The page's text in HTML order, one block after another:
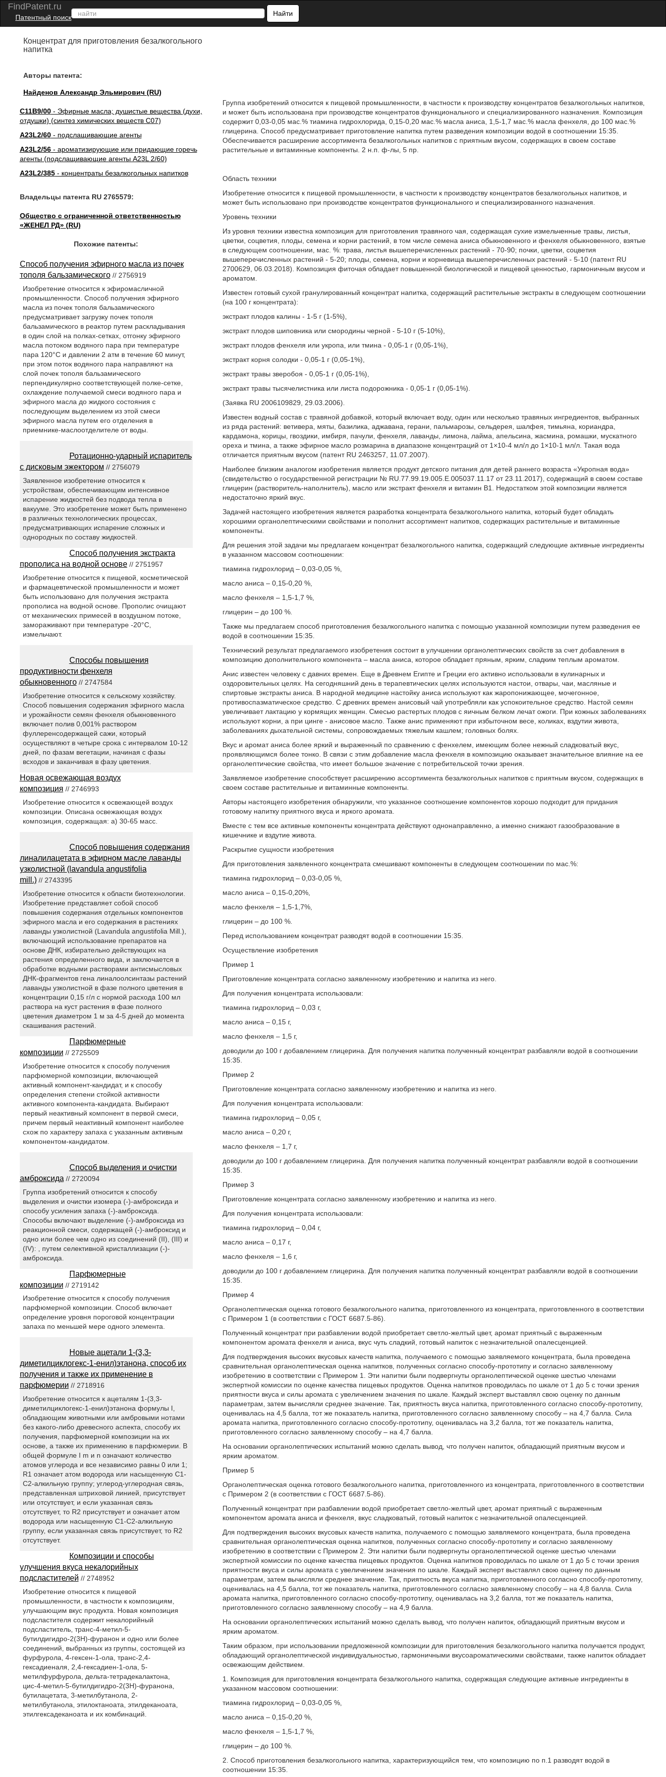
FindPatent.ru
Патентный поиск
Найти
Концентрат для приготовления безалкогольного
напитка
Авторы патента:
Найденов Александр Эльмирович (RU)
C11B9/00- Эфирные масла; душистые вещества (духи,
отдушки) (синтез химических веществ C07)
A23L2/60- подслащивающие агенты
A23L2/56- ароматизирующие или придающие горечь
агенты (подслащивающие агенты A23L 2/60)
A23L2/385- концентраты безалкогольных напитков
Владельцы патента RU 2765579:
Общество с ограниченной ответственностью
«ЖЕНЕЛ РД» (RU)
Группа изобретений относится к пищевой промышленности, в частности к производству концентратов безалкогольных напитков,
и может быть использована при производстве концентратов функционального и специализированного назначения. Композиция
содержит 0,03-0,05 мас.% тиамина гидрохлорида, 0,15-0,20 мас.% масла аниса, 1,5-1,7 мас.% масла фенхеля, до 100 мас.%
глицерина. Способ предусматривает приготовление напитка путем разведения композиции водой в соотношении 15:35.
Обеспечивается расширение ассортимента безалкогольных напитков с приятным вкусом, содержащих в своем составе
растительные и витаминные компоненты. 2 н.п. ф-лы, 5 пр.
Область техники
Изобретение относится к пищевой промышленности, в частности к производству концентратов безалкогольных напитков, и
может быть использовано при производстве концентратов функционального и специализированного назначения.
Уровень техники
Из уровня техники известна композиция для приготовления травяного чая, содержащая сухие измельченные травы, листья,
цветки, соцветия, плоды, семена и корни растений, в том числе семена аниса обыкновенного и фенхеля обыкновенного, взятые
в следующем соотношении, мас. %: трава, листья вышеперечисленных растений - 70-90; почки, цветки, соцветия
вышеперечисленных растений - 5-20; плоды, семена, корни и корневища вышеперечисленных растений - 5-10 (патент RU
2700629, 06.03.2018). Композиция фиточая обладает повышенной биологической и пищевой ценностью, гармоничным вкусом и
ароматом.
Известен готовый сухой гранулированный концентрат напитка, содержащий растительные экстракты в следующем соотношении
(на 100 г концентрата):
экстракт плодов калины - 1-5 г (1-5%),
экстракт плодов шиповника или смородины черной - 5-10 г (5-10%),
экстракт плодов фенхеля или укропа, или тмина - 0,05-1 г (0,05-1%),
экстракт корня солодки - 0,05-1 г (0,05-1%),
экстракт травы зверобоя - 0,05-1 г (0,05-1%),
экстракт травы тысячелистника или листа подорожника - 0,05-1 г (0,05-1%).
(Заявка RU 2006109829, 29.03.2006).
Известен водный состав с травяной добавкой, который включает воду, один или несколько травяных ингредиентов, выбранных
из ряда растений: ветивера, мяты, базилика, аджавана, герани, пальмарозы, сельдерея, шалфея, тимьяна, кориандра,
кардамона, корицы, гвоздики, имбиря, пачули, фенхеля, лаванды, лимона, лайма, апельсина, жасмина, ромашки, мускатного
ореха и тмина, а также эфирное масло розмарина в диапазоне концентраций от 1×10-4 мл/л до 1×10-1 мл/л. Такая вода
отличается приятным вкусом (патент RU 2463257, 11.07.2007).
Наиболее близким аналогом изобретения является продукт детского питания для детей раннего возраста «Укропная вода»
(свидетельство о государственной регистрации № RU.77.99.19.005.Е.005037.11.17 от 23.11.2017), содержащий в своем составе
глицерин (растворитель-наполнитель), масло или экстракт фенхеля и витамин В1. Недостатком этой композиции является
недостаточно яркий вкус.
Задачей настоящего изобретения является разработка концентрата безалкогольного напитка, который будет обладать
хорошими органолептическими свойствами и пополнит ассортимент напитков, содержащих растительные и витаминные
компоненты.
Для решения этой задачи мы предлагаем концентрат безалкогольного напитка, содержащий следующие активные ингредиенты
в указанном массовом соотношении:
тиамина гидрохлорид – 0,03-0,05 %,
масло аниса – 0,15-0,20 %,
масло фенхеля – 1,5-1,7 %,
глицерин – до 100 %.
Также мы предлагаем способ приготовления безалкогольного напитка с помощью указанной композиции путем разведения ее
водой в соотношении 15:35.
Технический результат предлагаемого изобретения состоит в улучшении органолептических свойств за счет добавления в
композицию дополнительного компонента – масла аниса, которое обладает пряным, ярким, сладким теплым ароматом.
Анис известен человеку с давних времен. Еще в Древнем Египте и Греции его активно использовали в кулинарных и
оздоровительных целях. На сегодняшний день в терапевтических целях используются настои, отвары, чаи, масляные и
спиртовые экстракты аниса. В народной медицине настойку аниса используют как жаропонижающее, мочегонное,
противоспазматическое средство. С древних времен анисовый чай употребляли как успокоительное средство. Настой семян
увеличивает лактацию у кормящих женщин. Смесью растертых плодов с яичным белком лечат ожоги. При кожных заболеваниях
используют корни, а при цинге - анисовое масло. Также анис применяют при избыточном весе, коликах, вздутии живота,
заболеваниях дыхательной системы, сопровождаемых тяжелым кашлем; головных болях.
Вкус и аромат аниса более яркий и выраженный по сравнению с фенхелем, имеющим более нежный сладковатый вкус,
проявляющимся более тонко. В связи с этим добавление масла фенхеля в композицию оказывает значительное влияние на ее
органолептические свойства, что имеет большое значение с потребительской точки зрения.
Заявляемое изобретение способствует расширению ассортимента безалкогольных напитков с приятным вкусом, содержащих в
своем составе растительные и витаминные компоненты.
Авторы настоящего изобретения обнаружили, что указанное соотношение компонентов хорошо подходит для придания
готовому напитку приятного вкуса и яркого аромата.
Вместе с тем все активные компоненты концентрата действуют однонаправленно, а именно снижают газообразование в
кишечнике и вздутие живота.
Раскрытие сущности изобретения
Для приготовления заявленного концентрата смешивают компоненты в следующем соотношении по мас.%:
тиамина гидрохлорид – 0,03-0,05 %,
масло аниса – 0,15-0,20%,
масло фенхеля – 1,5-1,7%,
глицерин – до 100 %.
Перед использованием концентрат разводят водой в соотношении 15:35.
Осуществление изобретения
Пример 1
Приготовление концентрата согласно заявленному изобретению и напитка из него.
Для получения концентрата использовали:
тиамина гидрохлорид – 0,03 г,
масло аниса – 0,15 г,
масло фенхеля – 1,5 г,
доводили до 100 г добавлением глицерина. Для получения напитка полученный концентрат разбавляли водой в соотношении
15:35.
Пример 2
Приготовление концентрата согласно заявленному изобретению и напитка из него.
Для получения концентрата использовали:
тиамина гидрохлорид – 0,05 г,
масло аниса – 0,20 г,
масло фенхеля – 1,7 г,
доводили до 100 г добавлением глицерина. Для получения напитка полученный концентрат разбавляли водой в соотношении
15:35.
Пример 3
Приготовление концентрата согласно заявленному изобретению и напитка из него.
Для получения концентрата использовали:
тиамина гидрохлорид – 0,04 г,
масло аниса – 0,17 г,
масло фенхеля – 1,6 г,
доводили до 100 г добавлением глицерина. Для получения напитка полученный концентрат разбавляли водой в соотношении
15:35.
Пример 4
Органолептическая оценка готового безалкогольного напитка, приготовленного из концентрата, приготовленного в соответствии
с Примером 1 (в соответствии с ГОСТ 6687.5-86).
Полученный концентрат при разбавлении водой приобретает светло-желтый цвет, аромат приятный с выраженным
компонентом аромата фенхеля и аниса, вкус чуть сладкий, готовый напиток с незначительной опалесценцией.
Для подтверждения высоких вкусовых качеств напитка, получаемого с помощью заявляемого концентрата, была проведена
сравнительная органолептическая оценка напитков, полученных согласно способу-прототипу и согласно заявленному
изобретению в соответствии с Примером 1. Эти напитки были подвергнуты органолептической оценке шестью членами
экспертной комиссии по оценке качества пищевых продуктов. Оценка напитков проводилась по шкале от 1 до 5 с точки зрения
приятности вкуса и силы аромата с увеличением значения по шкале. Каждый эксперт выставлял свою оценку по данным
параметрам, затем вычисляли среднее значение. Так, приятность вкуса напитка, приготовленного согласно способу-прототипу,
оценивалась на 4,5 балла, тот же показатель напитка, приготовленного согласно заявленному способу – на 4,7 балла. Сила
аромата напитка, приготовленного согласно способу-прототипу, оценивалась на 3,2 балла, тот же показатель напитка,
приготовленного согласно заявленному способу – на 4,7 балла.
На основании органолептических испытаний можно сделать вывод, что получен напиток, обладающий приятным вкусом и
ярким ароматом.
Пример 5
Органолептическая оценка готового безалкогольного напитка, приготовленного из концентрата, приготовленного в соответствии
с Примером 2 (в соответствии с ГОСТ 6687.5-86).
Полученный концентрат при разбавлении водой приобретает светло-желтый цвет, аромат приятный с выраженным
компонентом аромата аниса и фенхеля, вкус сладковатый, готовый напиток с незначительной опалесценцией.
Для подтверждения высоких вкусовых качеств напитка, получаемого с помощью заявляемого концентрата, была проведена
сравнительная органолептическая оценка напитков, полученных согласно способу-прототипу и согласно заявленному
изобретению в соответствии с Примером 2. Эти напитки были подвергнуты органолептической оценке шестью членами
экспертной комиссии по оценке качества пищевых продуктов. Оценка напитков проводилась по шкале от 1 до 5 с точки зрения
приятности вкуса и силы аромата с увеличением значения по шкале. Каждый эксперт выставлял свою оценку по данным
параметрам, затем вычисляли среднее значение. Так, приятность вкуса напитка, приготовленного согласно способу-прототипу,
оценивалась на 4,5 балла, тот же показатель напитка, приготовленного согласно заявленному способу – на 4,8 балла. Сила
аромата напитка, приготовленного согласно способу-прототипу, оценивалась на 3,2 балла, тот же показатель напитка,
приготовленного согласно заявленному способу – на 4,9 балла.
На основании органолептических испытаний можно сделать вывод, что получен напиток, обладающий приятным вкусом и
ярким ароматом.
Таким образом, при использовании предложенной композиции для приготовления безалкогольного напитка получается продукт,
обладающий органолептической индивидуальностью, гармоничными вкусоароматическими свойствами, также напиток обладает
освежающим действием.
1. Композиция для приготовления концентрата безалкогольного напитка, содержащая следующие активные ингредиенты в
указанном массовом соотношении:
тиамина гидрохлорид – 0,03-0,05 %,
масло аниса – 0,15-0,20 %,
масло фенхеля – 1,5-1,7 %,
глицерин – до 100 %.
2. Способ приготовления безалкогольного напитка, характеризующийся тем, что композицию по п.1 разводят водой в
соотношении 15:35.
Похожие патенты:
Способ получения эфирного масла из почек
тополя бальзамического// 2756919
Изобретение относится к эфиромасличной
промышленности. Способ получения эфирного
масла из почек тополя бальзамического
предусматривает загрузку почек тополя
бальзамического в реактор путем раскладывания
в один слой на полках-сетках, отгонку эфирного
масла потоком водяного пара при температуре
пара 120°С и давлении 2 атм в течение 60 минут,
при этом поток водяного пара направляют на
слой почек тополя бальзамического
перпендикулярно соответствующей полке-сетке,
охлаждение получаемой смеси водяного пара и
эфирного масла до жидкого состояния с
последующим выделением из этой смеси
эфирного масла путем его отделения в
приемнике-маслоотделителе от воды.
Ротационно-ударный испаритель
с дисковым эжектором // 2756079
Заявленное изобретение относится к
устройствам, обеспечивающим интенсивное
испарение жидкостей без подвода тепла в
вакууме. Это изобретение может быть применено
в различных технологических процессах,
предусматривающих испарение сложных и
однородных по составу жидкостей.
Способ получения экстракта
прополиса на водной основе// 2751957
Изобретение относится к пищевой, косметической
и фармацевтической промышленности и может
быть использовано для получения экстракта
прополиса на водной основе. Прополис очищают
от механических примесей в воздушном потоке,
замораживают при температуре -20°С,
измельчают.
Способы повышения
продуктивности фенхеля
обыкновенного// 2747584
Изобретение относится к сельскому хозяйству.
Способ повышения содержания эфирного масла
и урожайности семян фенхеля обыкновенного
включает полив 0,001% раствором
фуллеренсодержащей сажи, который
осуществляют в четыре срока с интервалом 10-12
дней, по фазам вегетации, начиная с фазы
всходов и заканчивая в фазу цветения.
Новая освежающая воздух
композиция // 2746993
Изобретение относится к освежающей воздух
композиции. Описана освежающая воздух
композиция, содержащая: a) 30-65 масс.
Способ повышения содержания
линалилацетата в эфирном масле лаванды
узколистной (lavandula angustifolia
mill.)// 2743395
Изобретение относится к области биотехнологии.
Изобретение представляет собой способ
повышения содержания отдельных компонентов
эфирного масла и его содержания в растениях
лаванды узколистной (Lavandula angustifolia Mill.),
включающий использование препаратов на
основе ДНК, избирательно действующих на
растения определенного вида, и заключается в
обработке водными растворами антисмысловых
ДНК-фрагментов гена линалоолсинтазы растений
лаванды узколистной в фазе полного цветения в
концентрации 0,15 г/л с нормой расхода 100 мл
раствора на куст растения в фазе полного
цветения диаметром 1 м за 4-5 дней до момента
скашивания растений.
Парфюмерные
композиции // 2725509
Изобретение относится к способу получения
парфюмерной композиции, включающей
активный компонент-кандидат, и к способу
определения степени стойкой активности
активного компонента-кандидата. Выбирают
первый неактивный компонент в первой смеси,
причем первый неактивный компонент наиболее
схож по характеру запаха с указанным активным
компонентом-кандидатом.
Способ выделения и очистки
амброксида // 2720094
Группа изобретений относится к способу
выделения и очистки изомера (-)-амброксида и
способу усиления запаха (-)-амброксида.
Способы включают выделение (-)-амброксида из
реакционной смеси, содержащей (-)-амброксид и
одно или более чем одно из соединений (II), (III) и
(IV): , путем селективной кристаллизации (-)-
амброксида.
Парфюмерные
композиции // 2719142
Изобретение относится к способу получения
парфюмерной композиции. Способ включает
определение уровня пороговой концентрации
запаха по меньшей мере одного элемента.
Новые ацетали 1-(3,3-
диметилциклогекс-1-енил)этанона, способ их
получения и также их применение в
парфюмерии // 2718916
Изобретение относится к ацеталям 1-(3,3-
диметилциклогекс-1-енил)этанона формулы I,
обладающим животными или амбровыми нотами
без какого-либо древесного аспекта, способу их
получения, парфюмерной композиции на их
основе, а также их применению в парфюмерии. В
общей формуле I m и n означают количество
атомов углерода и все независимо равны 0 или 1;
R1 означает атом водорода или насыщенную C1-
C2-алкильную группу; углерод-углеродная связь,
представленная штриховой линией, присутствует
или отсутствует, и если указанная связь
отсутствует, то R2 присутствует и означает атом
водорода или насыщенную C1-C2-алкильную
группу, если указанная связь присутствует, то R2
отсутствует.
Композиции и способы
улучшения вкуса некалорийных
подсластителей // 2748952
Изобретение относится к пищевой
промышленности, в частности к композициям,
улучшающим вкус продукта. Новая композиция
подсластителя содержит некалорийный
подсластитель, транс-4-метил-5-
бутилдигидро-2(3Н)-фуранон и одно или более
соединений, выбранных из группы, состоящей из
фурфурола, 4-гексен-1-ола, транс-2,4-
гексадиеналя, 2,4-гексадиен-1-ола, 5-
метилфурфурола, дельта-тетрадекалактона,
цис-4-метил-5-бутилдигидро-2(3Н)-фуранона,
бутилацетата, 3-метилбутанола, 2-
метилбутанола, этилоктаноата, этилдеканоата,
этилгексадеканоата и их комбинаций.